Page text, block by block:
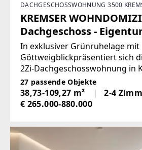
DACHGESCHOSSWOHNUNG 3500
KREMSER
Dachgeschoss -
Tiefgarage, in beliebter
Grünruhelage
In exklusiver Grünruhelage mit
Göttweigblickpräsentiert sich
2Zi-Dachgeschosswohnung in
Bestlage.Villa 2/8
27 passende Objekte
38,73-109,27 m²
2-4
€ 265.000-880.000